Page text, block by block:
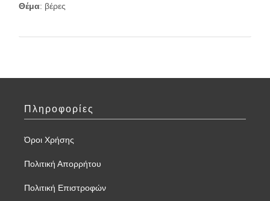
Θέμα: βέρες
Πληροφορίες
Όροι Χρήσης
Πολιτική Απορρήτου
Πολιτική Επιστροφών